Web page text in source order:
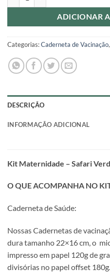
ADICIONAR
Categorias:Caderneta de Vacinação,
DESCRIÇÃO
INFORMAÇÃO ADICIONAL
Kit Maternidade – Safari
O QUE ACOMPANHA NO
Caderneta de Saúde:
Nossas Cadernetas de
dura tamanho 22×16 cm, o
impresso em papel 120g de
divisórias no papel offset